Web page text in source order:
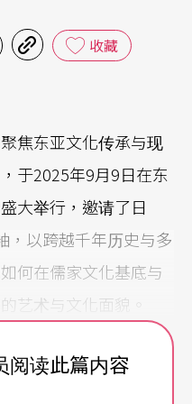
收藏
焦东亚文化传承与现
于2025年9月9日在东
大举行，邀请了日
，以跨越千年历史与多
何在儒家文化基底与
艺术与文化面貌。
演奏大师塩高和之、台
阅读此篇内容